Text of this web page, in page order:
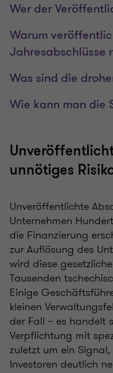
Wer der
Warum
Jahresabschlüsse
Was sind die
Wie kann man die
unnötiges
Unveröffentlichte
Unternehmen
die Finanzierung
zur Auflösung des
wird diese
Tausenden
Einige
kleinen
der Fall – es handelt
Verpflichtung mit
zuletzt um ein
Investoren deutlich